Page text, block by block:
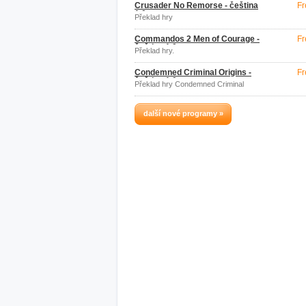
Crusader No Remorse - čeština
1.0
Překlad hry
Commandos 2 Men of Courage -
čeština 1.0
Překlad hry.
Condemned Criminal Origins -
čeština 1.0
Překlad hry Condemned Criminal
další nové programy »